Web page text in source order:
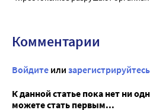
Комментарии
Войдите или зарегистрируйтесь
К данной статье пока нет ни
можете стать первым...